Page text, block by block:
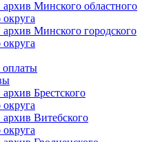
Минского областного
округа
Минского городского
округа
оплаты
Брестского
округа
Витебского
округа